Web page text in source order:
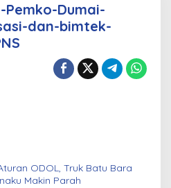
Pemko-Dumai-
dan-bimtek-
ODOL, Truk Batu Bara
Makin Parah